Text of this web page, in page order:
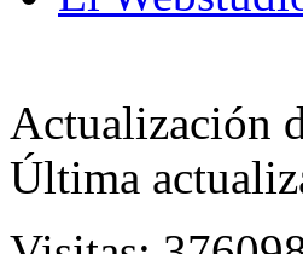
Actualización
Última